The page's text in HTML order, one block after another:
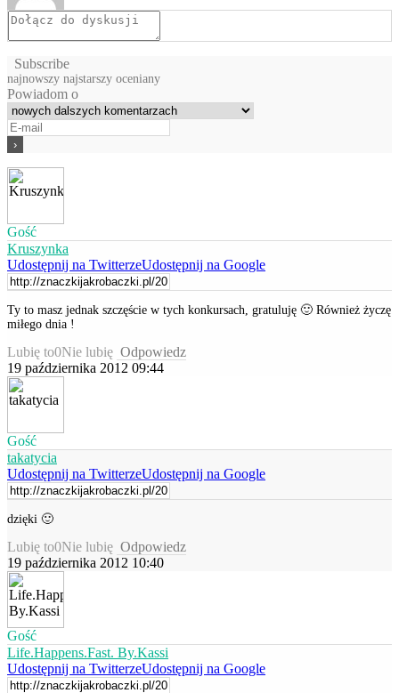
Subscribe
najnowszy najstarszy oceniany
Powiadom o
Gość
Kruszynka
Udostępnij na TwitterzeUdostępnij na Google
Ty to masz jednak szczęście w tych konkursach, gratuluję 🙂 Również życzę
miłego dnia !
Lubię to0Nie lubię Odpowiedz
19 października 2012 09:44
Gość
takatycia
Udostępnij na TwitterzeUdostępnij na Google
dzięki 🙂
Lubię to0Nie lubię Odpowiedz
19 października 2012 10:40
Gość
Life.Happens.Fast. By.Kassi
Udostępnij na TwitterzeUdostępnij na Google